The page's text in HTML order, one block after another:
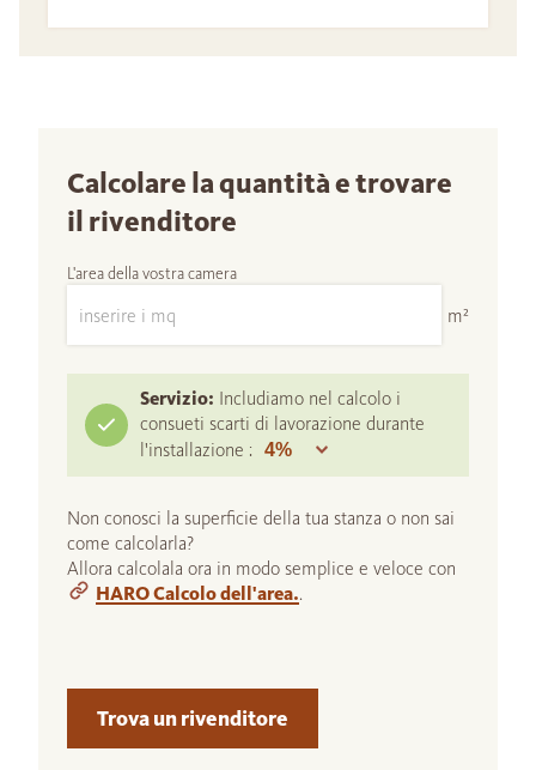
Calcolare la quantità e trovare
il rivenditore
L'area della vostra camera
m²
Servizio: Includiamo nel calcolo i
consueti scarti di lavorazione durante
l'installazione :
Non conosci la superficie della tua stanza o non sai
come calcolarla?
Allora calcolala ora in modo semplice e veloce con
HARO Calcolo dell'area..
Trova un rivenditore